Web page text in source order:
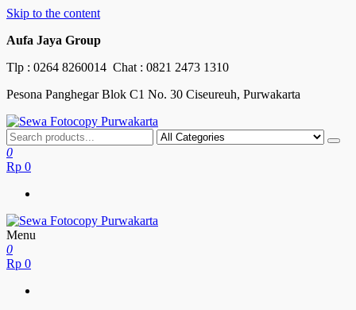
Skip to the content
Aufa Jaya Group
Tlp : 0264 8260014 Chat : 0821 2473 1310
Pesona Panghegar Blok C1 No. 30 Ciseureuh, Purwakarta
Sewa Fotocopy Purwakarta
Free Maintenance
0
Rp 0
Sewa Fotocopy Purwakarta
Free Maintenance
Menu
0
Rp 0